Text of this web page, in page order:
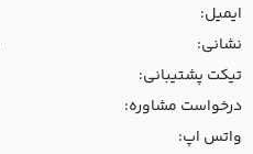
ایمیل:
نشانی:
تیکت پشتیبانی:
درخواست مشاوره:
واتس اپ: